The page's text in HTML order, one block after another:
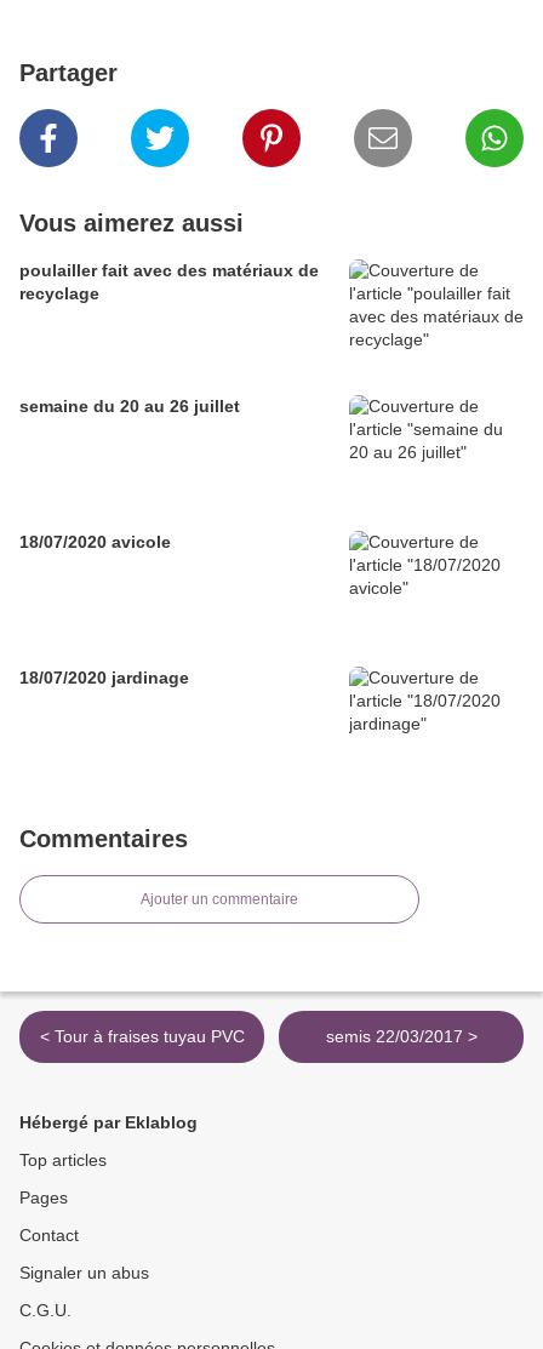
Partager
Vous aimerez aussi
poulailler fait avec des matériaux de
recyclage
semaine du 20 au 26 juillet
18/07/2020 avicole
18/07/2020 jardinage
Commentaires
Ajouter un commentaire
< Tour à fraises tuyau PVC semis 22/03/2017 >
Hébergé par Eklablog
Top articles
Pages
Contact
Signaler un abus
C.G.U.